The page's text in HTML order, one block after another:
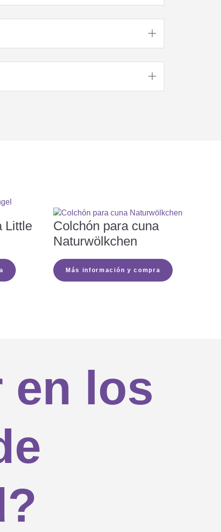




Little
Colchón para cuna
Naturwölkchen
Más información y compra
en los